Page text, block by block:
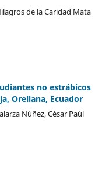
de la Caridad Mata
no estrábicos
Orellana, Ecuador
Núñez, César Paúl